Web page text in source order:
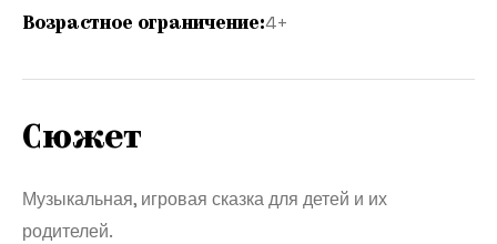
Возрастное ограничение:4+
Сюжет
Музыкальная, игровая сказка для детей и их
родителей.